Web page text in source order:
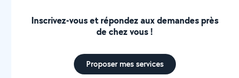
Inscrivez-vous et répondez aux demandes près
de chez vous !
Proposer mes services